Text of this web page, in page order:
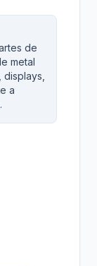
de
metal
a